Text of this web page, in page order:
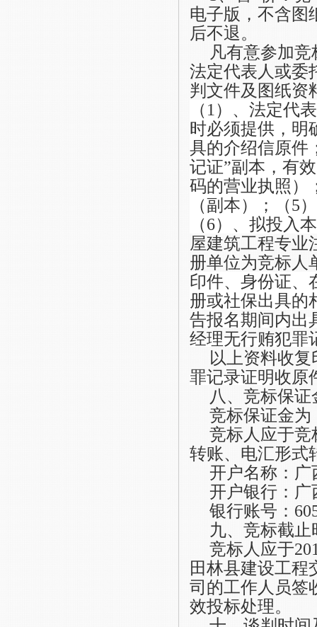
电子版， 不含图
后不退。
凡有意参加竞
法定代表人或委
判文件及图纸资
（ 1）、法定代
时必须提供，明
具的介绍信原件
记证”副本，有
码的营业执照）
（副本）；（5
（6）、拟投入
屋建筑工程专业
册单位为竞标人
印件、身份证、
册或社保出具的
告报名期间内出
经理无行贿犯罪
以上资料收
罪记录证明收原
八、竞标保证
竞标保证金为
竞标人应于竞
转账、电汇形式
开户名称：
开户银行： 广
银行账号：
九、竞标截
竞标人应于
田林县建设工程
司的工作人员签
效投标处理。